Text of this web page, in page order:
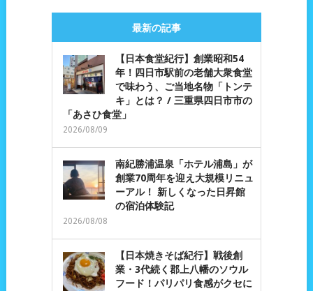
最新の記事
【日本食堂紀行】創業昭和54
年！四日市駅前の老舗大衆食堂
で味わう、ご当地名物「トンテ
キ」とは？ / 三重県四日市市の
「あさひ食堂」
2026/08/09
南紀勝浦温泉「ホテル浦島」が
創業70周年を迎え大規模リニュ
ーアル！ 新しくなった日昇館
の宿泊体験記
2026/08/08
【日本焼きそば紀行】戦後創
業・3代続く郡上八幡のソウル
フード！パリパリ食感がクセに